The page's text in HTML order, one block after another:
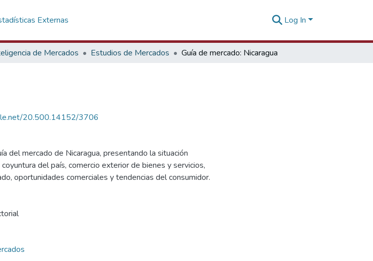
Externas Log In
de Mercados Estudios de Mercados Guía de mercado: Nicaragua
20.500.14152/3706
del mercado de Nicaragua, presentando la situación
del país, comercio exterior de bienes y servicios,
oportunidades comerciales y tendencias del consumidor.